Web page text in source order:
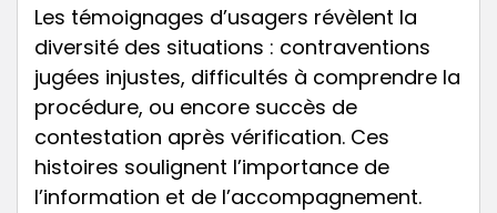
Les témoignages d’usagers révèlent la
diversité des situations : contraventions
jugées injustes, difficultés à comprendre la
procédure, ou encore succès de
contestation après vérification. Ces
histoires soulignent l’importance de
l’information et de l’accompagnement.